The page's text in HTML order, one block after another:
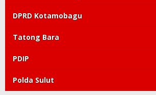
DPRD Kotamobagu
Tatong Bara
PDIP
Polda Sulut